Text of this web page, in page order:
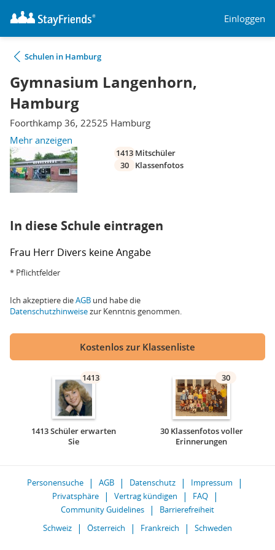
Einloggen
Schulen in Hamburg
Gymnasium Langenhorn,
Hamburg
Foorthkamp 36, 22525 Hamburg
Mehr anzeigen
1413 Mitschüler
30
Klassenfotos
In diese Schule eintragen
Frau Herr Divers keine Angabe
* Pflichtfelder
Ich akzeptiere dieAGB und habe die
Datenschutzhinweisezur Kenntnis genommen.
Kostenlos zur Klassenliste
1413
1413 Schüler erwarten
Sie
30
30 Klassenfotos voller
Erinnerungen
Personensuche AGB Datenschutz
Impressum
Privatsphäre
Vertrag kündigen
FAQ
Community Guidelines
Barrierefreiheit
Schweiz
Österreich Frankreich Schweden